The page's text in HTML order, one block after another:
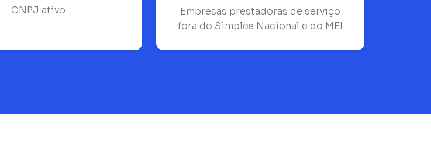
CNPJ ativo
Empresas prestadoras de serviço
fora do Simples Nacional e do MEI